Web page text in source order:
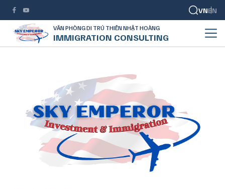
VNEN
VĂN PHÒNG DI TRÚ THIÊN NHẬT HOÀNG
IMMIGRATION CONSULTING